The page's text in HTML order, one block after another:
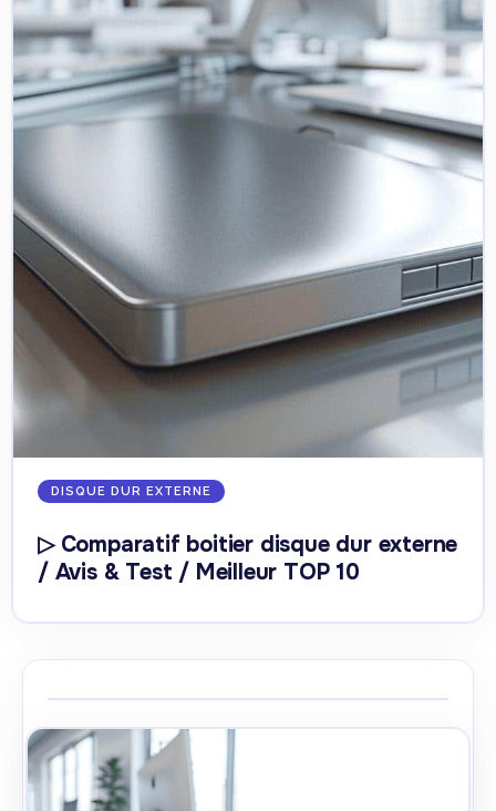
DISQUE DUR EXTERNE
▷ Comparatif boitier disque dur externe
/ Avis & Test / Meilleur TOP 10